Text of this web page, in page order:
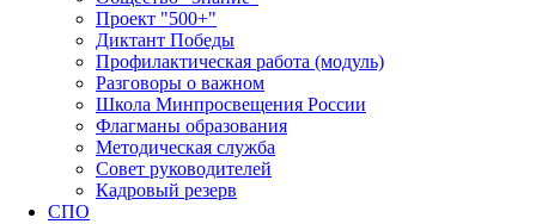
Проект "500+"
Диктант Победы
Профилактическая работа (модуль)
Разговоры о важном
Школа Минпросвещения России
Флагманы образования
Методическая служба
Совет руководителей
Кадровый резерв
СПО